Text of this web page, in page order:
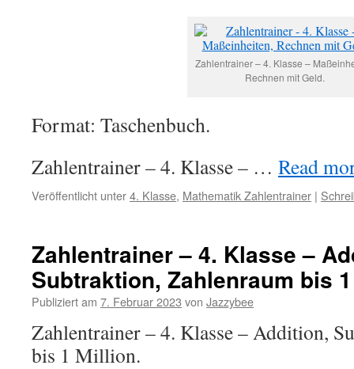
Zahlentrainer – 4. Klasse –
Rechnen mit Geld.
Format: Taschenbuch.
Zahlentrainer – 4. Klasse – … Read
Veröffentlicht unter4. Klasse, Mathematik Zahlentrainer |
Zahlentrainer – 4. Klasse –
Subtraktion, Zahlenraum bis
Publiziert am 7. Februar 2023 von Jazzybee
Zahlentrainer – 4. Klasse – Addition,
bis 1 Million.